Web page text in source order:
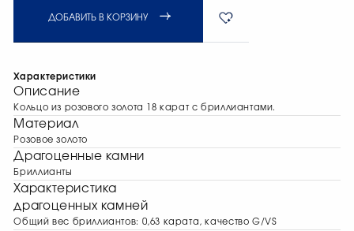
ДОБАВИТЬ В КОРЗИНУ
Характеристики
Описание
Кольцо из розового золота 18 карат с бриллиантами.
Материал
Розовое золото
Драгоценные камни
Бриллианты
Характеристика
драгоценных камней
Общий вес бриллиантов: 0,63 карата, качество G/VS